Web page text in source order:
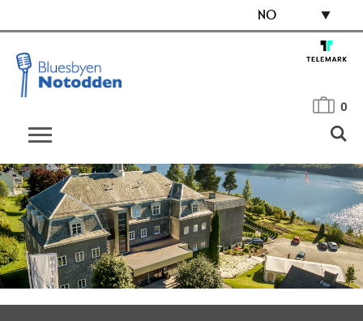
NO
0